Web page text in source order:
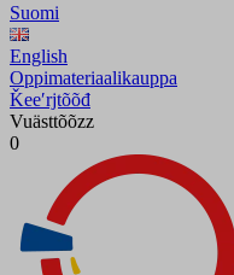
Suomi
English
Oppimateriaalikauppa
Ǩeeʹrjtõõđ
Vuästtõõzz
0